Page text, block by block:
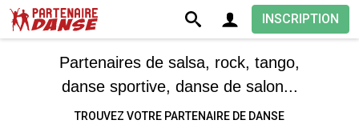
INSCRIPTION
Partenaires de salsa, rock, tango,
danse sportive, danse de salon...
TROUVEZ VOTRE PARTENAIRE DE DANSE